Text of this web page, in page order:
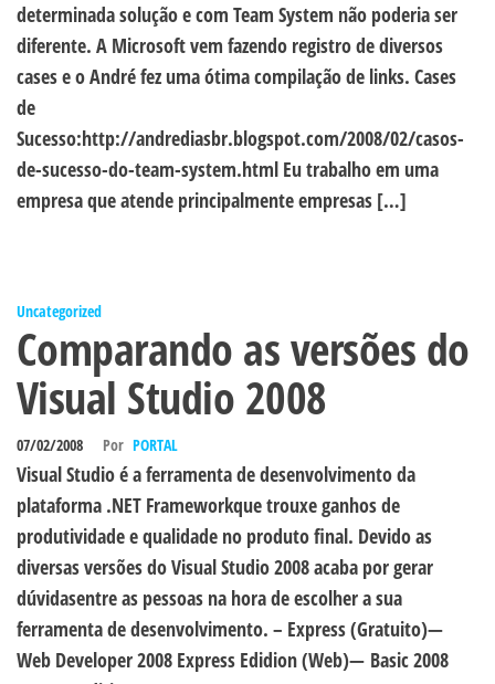
determinada solução e com Team System não poderia ser
diferente. A Microsoft vem fazendo registro de diversos
cases e o André fez uma ótima compilação de links. Cases
de
Sucesso:http://andrediasbr.blogspot.com/2008/02/casos-
de-sucesso-do-team-system.html Eu trabalho em uma
empresa que atende principalmente empresas […]
Uncategorized
Comparando as versões do
Visual Studio 2008
07/02/2008 Por PORTAL
Visual Studio é a ferramenta de desenvolvimento da
plataforma .NET Frameworkque trouxe ganhos de
produtividade e qualidade no produto final. Devido as
diversas versões do Visual Studio 2008 acaba por gerar
dúvidasentre as pessoas na hora de escolher a sua
ferramenta de desenvolvimento. – Express (Gratuito)—
Web Developer 2008 Express Edidion (Web)— Basic 2008